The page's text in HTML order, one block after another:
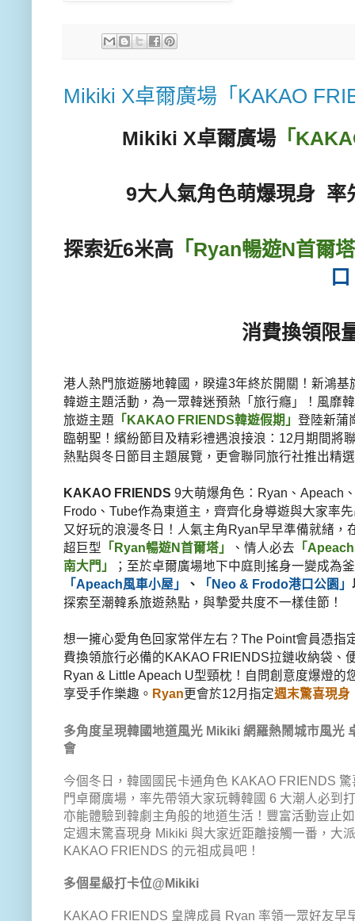
Mikiki X卓爾廣場「KAKAO
Mikiki X卓爾廣場 「
9大人氣角色萌爆現身 率
探索近6米高 「Ryan暢遊N首爾
口
消費換領限
港人熱門旅遊勝地韓國，睽違3年終於開關！ 新鴻基
韓遊主題活動，為一眾韓迷預熱「旅行癮」！風靡
旅遊主題 「KAKAO FRIENDS韓遊假期」 登陸新蒲
臨朝聖！繽紛節目及精彩禮遇浪接浪： 12月期間將
熱點與冬日節目主題展覽， 更會聯同旅行社推出精
KAKAO FRIENDS 9大萌爆角色：Ryan、Apeach
Frodo、 Tube作為東道主， 齊齊化身導遊與大家率
又好玩的浪漫冬日！人氣主角Ryan早早準備就緒，
超巨型
「 Ryan暢遊N首爾塔」 、情人必去 「
南大門」
； 至於卓爾廣場地下中庭則搖身一變成為
「Apeach風車小屋」
、 「Neo & Frodo港口公園」
探索至潮韓系旅遊熱點， 與摯愛共度不一樣佳節！
想一擁心愛角色回家常伴左右？The Point會員憑指
費換領旅行必備的KAKAO FRIENDS拉鏈收納袋、
Ryan & Little Apeach U型頸枕！自問創意度爆燈的
享受手作樂趣。 Ryan更會於12月指定週末驚喜現身
多角度呈現韓國地道風光 Mikiki 網羅熱鬧城市風光
會
今個冬日，韓國國民卡通角色 KAKAO FRIENDS
門卓爾廣場，率先帶領大家玩轉韓國 6 大潮人必到
亦能體驗到韓劇主角般的地道生活！豐富活動豈止
定週末驚喜現身 Mikiki 與大家近距離接觸一番，大
KAKAO FRIENDS 的元祖成員吧！
多個星級打卡位@Mikiki
KAKAO FRIENDS 皇牌成員 Ryan 率領一眾好友